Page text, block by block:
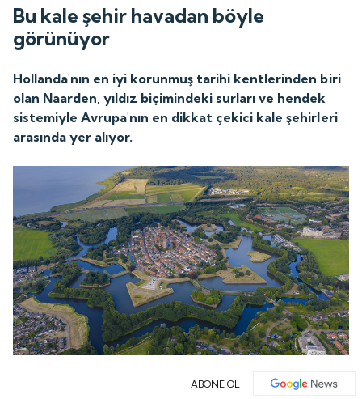
Bu kale şehir havadan böyle
görünüyor
Hollanda'nın en iyi korunmuş tarihi kentlerinden biri
olan Naarden, yıldız biçimindeki surları ve hendek
sistemiyle Avrupa'nın en dikkat çekici kale şehirleri
arasında yer alıyor.
ABONE OL